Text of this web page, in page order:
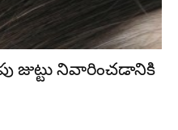
జుట్టు నివారించడానికి